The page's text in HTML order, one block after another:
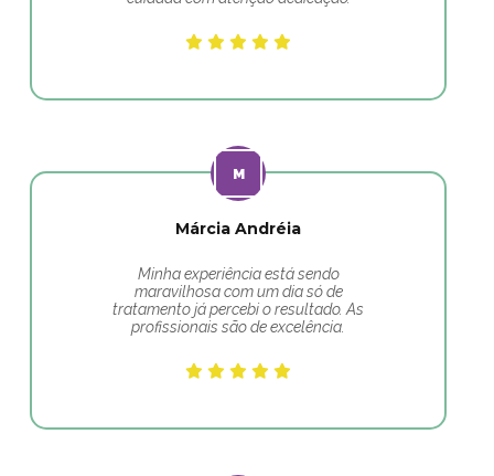
Márcia Andréia
Minha experiência está sendo
maravilhosa com um dia só de
tratamento já percebi o resultado. As
profissionais são de excelência.